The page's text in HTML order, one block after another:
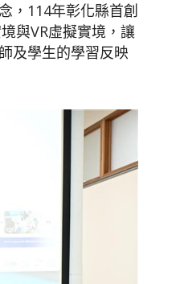
，114年彰化縣首創
與VR虛擬實境，讓
及學生的學習反映